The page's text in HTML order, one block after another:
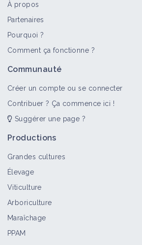
À propos
Partenaires
Pourquoi ?
Comment ça fonctionne ?
Communauté
Créer un compte ou se connecter
Contribuer ? Ça commence ici !
Suggérer une page ?
Productions
Grandes cultures
Élevage
Viticulture
Arboriculture
Maraîchage
PPAM